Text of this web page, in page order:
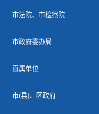
市法院、市检察院
市政府委办局
直属单位
市(县)、区政府